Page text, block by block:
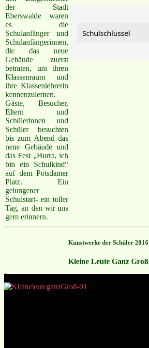
der Stadt
Eberswalde waren
es die
Schulanfänger und
Schulanfängerinnen,
die das neue
Gebäude zuerst
betraten, um ihren
Klassenraum und
ihre Klassenlehrerin
kennenzulernen.
Gäste, Besucher,
Eltern und
Schülerinnen und
Schüler besuchten
bis zum Abend das
neue Gebäude und
das Fest „Hurra, ich
bin ein Schulkind“
auf dem Potsdamer
Platz. Ein
gelungener
Schulstart- ein toller
Tag, an den wir uns
gern erinnern.
Schulschlüssel
Kunstwerke der Schüler 2016
Kleine Leute Ganz Groß